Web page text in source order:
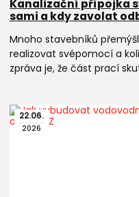
Kanalizační přípojka
sami a kdy zavolat
Mnoho stavebníků
realizovat svépomocí a
zpráva je, že část prací
22.06.
2026